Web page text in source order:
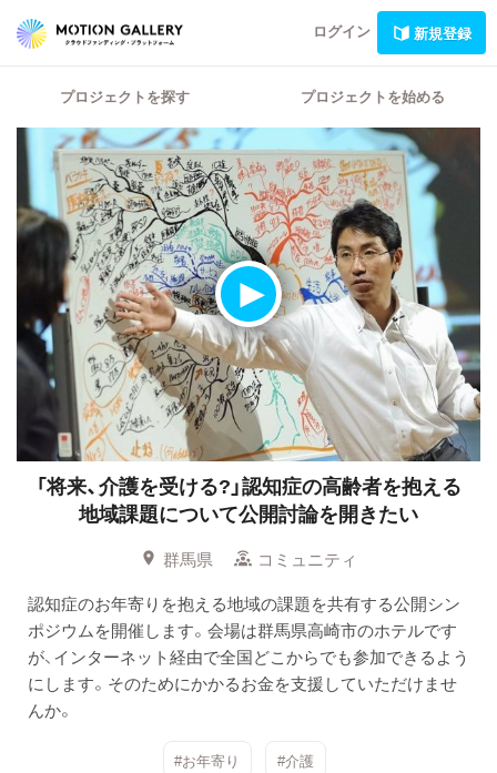
ログイン 新規登録
プロジェクトを探す プロジェクトを始める
「将来、介護を受ける?」認知症の高齢者を抱える
地域課題について公開討論を開きたい
群馬県
コミュニティ
認知症のお年寄りを抱える地域の課題を共有する公開シン
ポジウムを開催します。会場は群馬県高崎市のホテルです
が、インターネット経由で全国どこからでも参加できるよう
にします。そのためにかかるお金を支援していただけませ
んか。
#お年寄り #介護